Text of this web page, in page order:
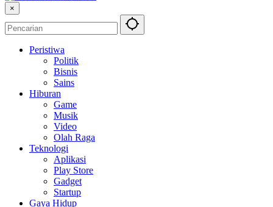
×
Peristiwa
Politik
Bisnis
Sains
Hiburan
Game
Musik
Video
Olah Raga
Teknologi
Aplikasi
Play Store
Gadget
Startup
Gaya Hidup